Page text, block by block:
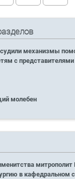
механизмы
с
молебен
в кафедральном